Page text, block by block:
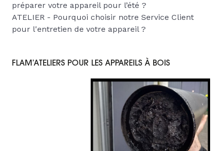
préparer votre appareil pour l’été ?
ATELIER - Pourquoi choisir notre Service Client
pour l'entretien de votre appareil ?
FLAM’ATELIERS POUR LES APPAREILS À BOIS